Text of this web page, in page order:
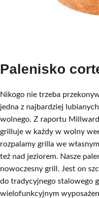
Palenisko
Nikogo nie trzeba
jedna z najbardziej
wolnego. Z raportu
grilluje w każdy w wolny
rozpalamy grilla we
też nad jeziorem. Nasze
nowoczesny grill. Jest on
do tradycyjnego stalowego
wielofunkcyjnym